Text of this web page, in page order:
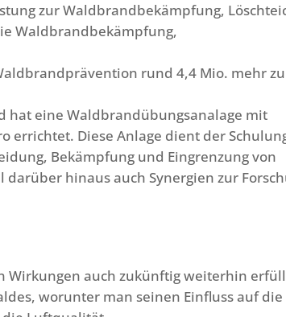
zur Waldbrandbekämpfung,
Waldbrandbekämpfung,
rund 4,4 Mio. mehr
hat eine Waldbrandübungsanalage mit
errichtet. Diese Anlage dient der
Bekämpfung und Eingrenzung von
hinaus auch Synergien zur
Wirkungen auch zukünftig weiterhin
worunter man seinen Einfluss auf die